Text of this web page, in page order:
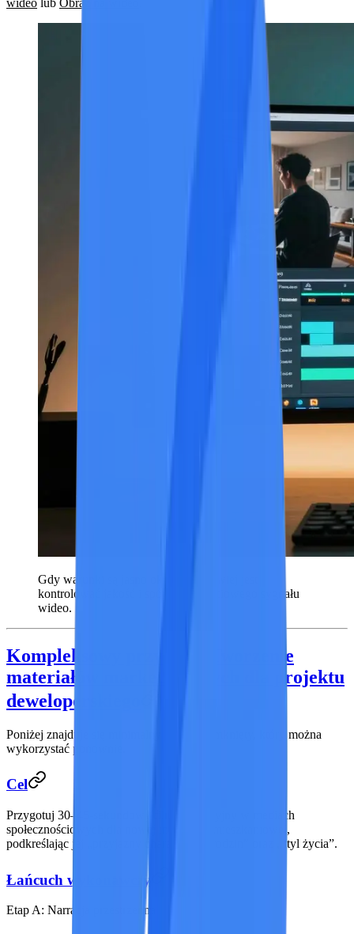
Gdy warunki są jasno określone, łatwiej jest
kontrolować jakość i spójność wyjściowego sygnału
wideo.
Kompleksowy przykład: Tworzenie
materiałów marketingowych dla projektu
deweloperskiego
Poniżej znajduje się minimalny obwód zamknięty, który można
wykorzystać ponownie.
Cel
Przygotuj 30–45-sekundowy film promocyjny w mediach
społecznościowych dla nowej inwestycji mieszkaniowej,
podkreślając jej „przyjazny charakter dla rodzin” oraz „styl życia”.
Łańcuch wykonawczy
Etap A: Narracja przestrzenna